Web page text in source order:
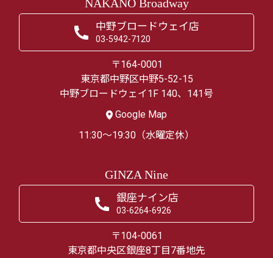
NAKANO Broadway
中野ブロードウェイ店
03-5942-7120
〒164-0001
東京都中野区中野5-52-15
中野ブロードウェイ1F 140、141号
Google Map
11:30～19:30（水曜定休）
GINZA Nine
銀座ナイン店
03-6264-6926
〒104-0061
東京都中央区銀座8丁目7番地先